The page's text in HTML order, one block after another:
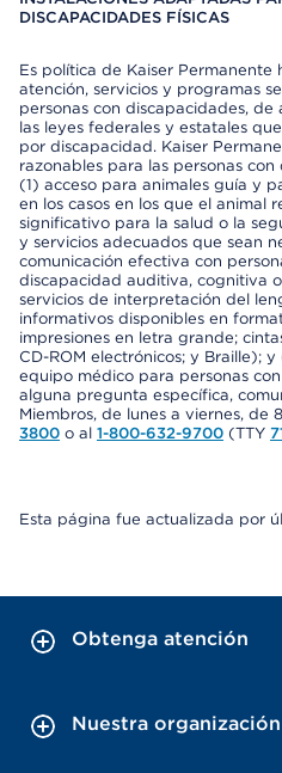
DISCAPACIDADES FÍSICAS
Es política de Kaiser Permanente
atención, servicios y programas
personas con discapacidades,
las leyes federales y estatales
por discapacidad. Kaiser
razonables para las personas
(1) acceso para animales guía y
en los casos en los que el animal
significativo para la salud o la
y servicios adecuados que sean
comunicación efectiva con
discapacidad auditiva, cognitiva
servicios de interpretación del
informativos disponibles en
impresiones en letra grande;
CD-ROM electrónicos; y Braille);
equipo médico para personas
alguna pregunta específica,
Miembros, de lunes a viernes, de
3800 o al 1-800-632-9700 (TTY
Esta página fue actualizada por
Obtenga atención
Nuestra organización